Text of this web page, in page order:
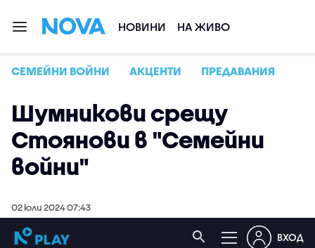
НОВИНИ НА ЖИВО
СЕМЕЙНИ ВОЙНИ АКЦЕНТИ ПРЕДАВАНИЯ
Шумникови срещу
Стоянови в "Семейни
войни"
02 юли 2024 07:43